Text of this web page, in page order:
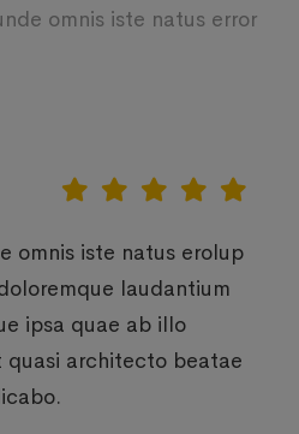
omnis iste natus error
erolup
ab illo
beatae
Sed
tatem